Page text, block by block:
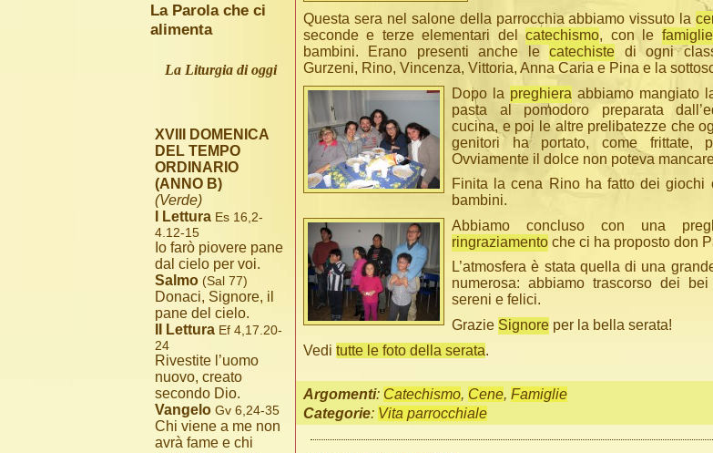
Questa sera nel salone della parrocchia abbiamo vissuto la
seconde e terze elementari delcatechismo, con le famiglie
bambini. Erano presenti anche lecatechiste di ogni
Gurzeni, Rino, Vincenza, Vittoria, Anna Caria e Pina e la
Dopo la preghiera abbiamo mangiato
pasta al pomodoro preparata
cucina, e poi le altre prelibatezze che
genitori ha portato, come frittate,
Ovviamente il dolce non poteva
Finita la cena Rino ha fatto dei giochi
bambini.
Abbiamo concluso con una
ringraziamento che ci ha proposto don
L’atmosfera è stata quella di una
numerosa: abbiamo trascorso dei bei
sereni e felici.
Grazie Signore per la bella serata!
Vedi tutte le foto della serata.
Argomenti: Catechismo, Cene, Famiglie
Categorie: Vita parrocchiale
La Parola che ci
alimenta
La Liturgia di oggi
XVIII DOMENICA
DEL TEMPO
ORDINARIO
(ANNO B)
(Verde)
I Lettura Es 16,2-
4.12-15
Io farò piovere pane
dal cielo per voi.
Salmo (Sal 77)
Donaci, Signore, il
pane del cielo.
II Lettura Ef 4,17.20-
24
Rivestite l’uomo
nuovo, creato
secondo Dio.
Vangelo Gv 6,24-35
Chi viene a me non
avrà fame e chi